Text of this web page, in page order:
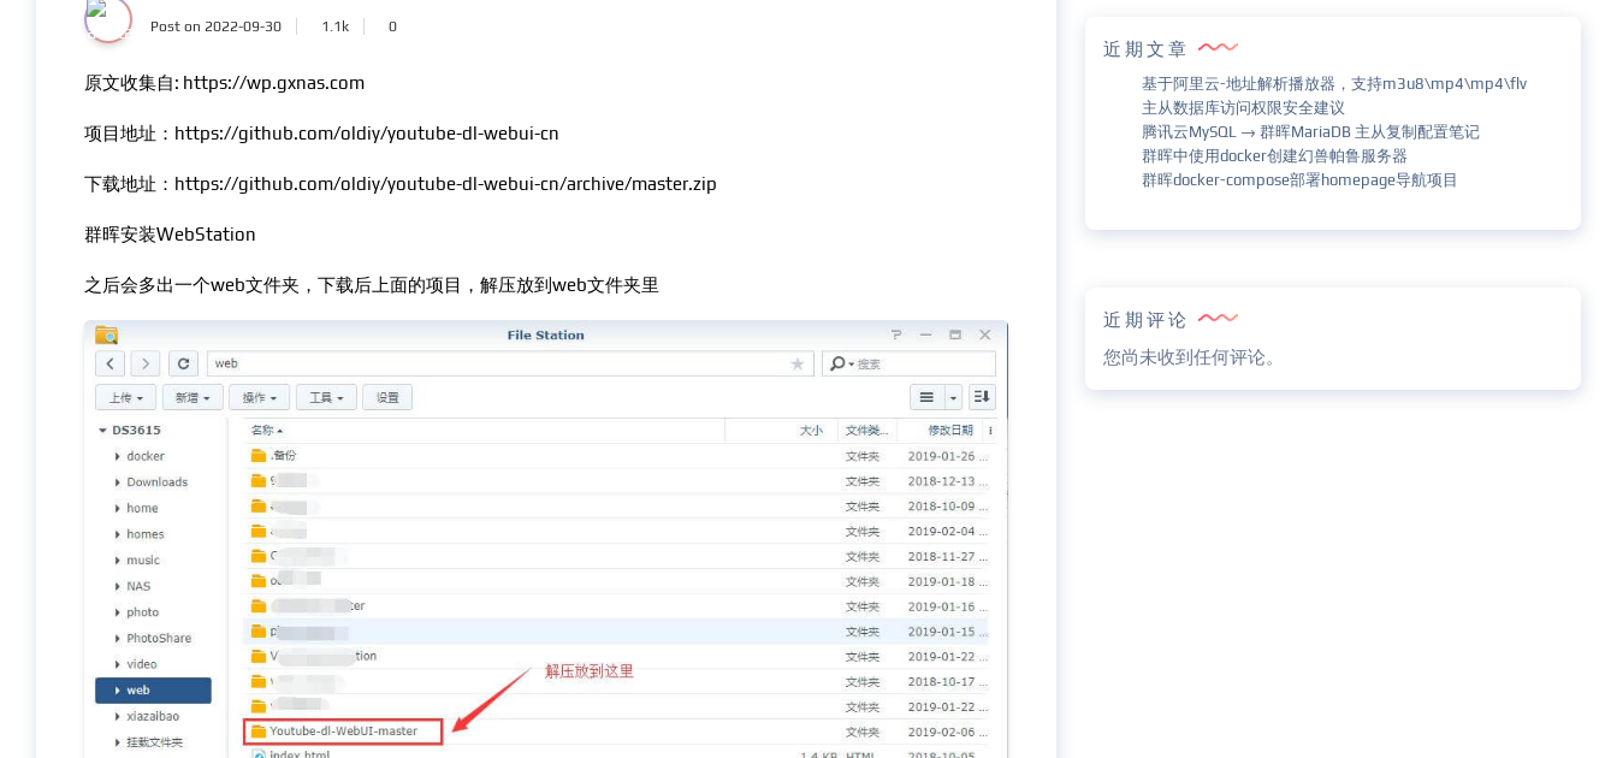
Post on 2022-09-30 1.1k 0
原文收集自: https://wp.gxnas.com
项目地址：https://github.com/oldiy/youtube-dl-webui-cn
下载地址：https://github.com/oldiy/youtube-dl-webui-cn/archive/master.zip
群晖安装WebStation
之后会多出一个web文件夹，下载后上面的项目，解压放到web文件夹里
近期文章
基于阿里云-地址解析播放器，支持m3u8\mp4\mp4\flv
主从数据库访问权限安全建议
腾讯云MySQL → 群晖MariaDB 主从复制配置笔记
群晖中使用docker创建幻兽帕鲁服务器
群晖docker-compose部署homepage导航项目
近期评论
您尚未收到任何评论。